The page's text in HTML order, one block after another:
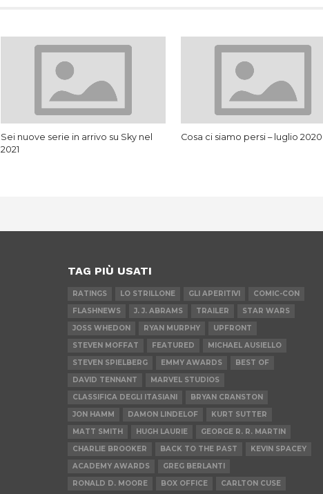
Sei nuove serie in arrivo su Sky nel
2021
Cosa ci siamo persi – luglio 2020
TAG PIÙ USATI
RATINGS LO STRILLONE GLI APERITIVI
COMIC-CON
FLASHNEWS
J. J. ABRAMS TRAILER
STAR WARS
JOSS WHEDON
RYAN MURPHY
UPFRONT
STEVEN MOFFAT
FEATURED
MICHAEL AUSIELLO
STEVEN SPIELBERG
EMMY AWARDS
BEST OF
DAVID TENNANT
MARVEL STUDIOS
CLASSIFICA DEGLI ITASIANI
BRYAN CRANSTON
JON HAMM
DAMON LINDELOF
KURT SUTTER
MATT SMITH
HUGH LAURIE
GEORGE R. R. MARTIN
CHARLIE BROOKER
BACK TO THE PAST
KEVIN SPACEY
ACADEMY AWARDS
GREG BERLANTI
RONALD D. MOORE
BOX OFFICE CARLTON CUSE